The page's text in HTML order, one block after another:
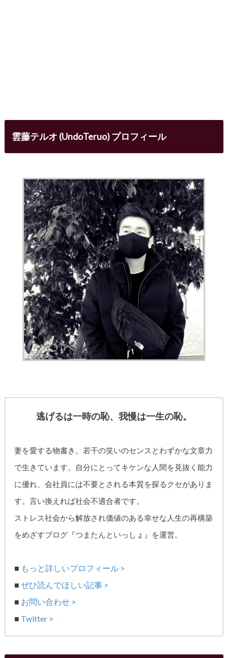
雲藤テルオ (UndoTeruo) プロフィール
逃げるは一時の恥、我慢は一生の恥。
妻を愛する物書き。 若干の笑いのセンスとわずかな文章力
で生きています。自分にとってキケンな人間を見抜く能力
に優れ、会社員には不要とされる本質を探るクセがありま
す。言い換えれば社会不適合者です。
ストレス社会から解放され価値のある幸せな人生の再構築
をめざすブログ『つまたんといっしょ』を運営。
■ もっと詳しいプロフィール >
■ぜひ読んでほしい記事 >
■ お問い合わせ >
■ Twitter >